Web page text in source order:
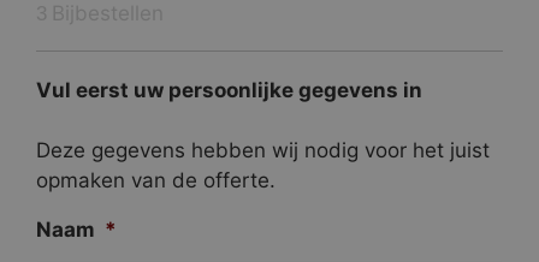
Vul eerst uw persoonlijke gegevens in
Deze gegevens hebben wij nodig voor het juist
opmaken van de offerte.
Naam *